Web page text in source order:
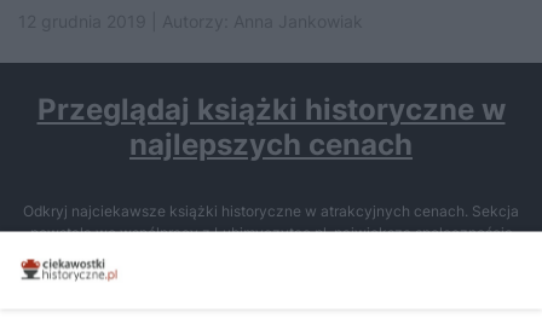
Przeglądaj książki historyczne w
najlepszych cenach
Odkryj najciekawsze książki historyczne w atrakcyjnych cenach. Sekcja
powstała we współpracy z Lubimyczytac.pl, największą społecznością
miłośników literatury w Polsce – dzięki temu możesz wybierać spośród
tytułów najwyżej ocenianych przez czytelników.